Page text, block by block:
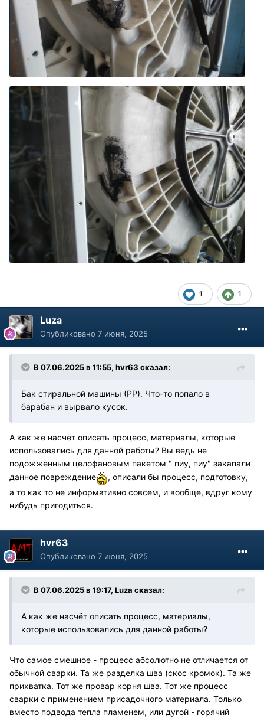
1 1
Luza
Опубликовано 7 июня, 2025
В 07.06.2025 в 11:55, hvr63 сказал:
Бак стиральной машины (РР). Что-то попало в
барабан и вырвало кусок.
А как же насчёт описать процесс, материалы, которые
использовались для данной работы? Вы ведь не
подожженным целофановым пакетом " пиу, пиу" закапали
данное повреждение
, описали бы процесс, подготовку,
а то как то не информативно совсем, и вообще, вдруг кому
нибудь пригодиться.
hvr63
Опубликовано 7 июня, 2025
В 07.06.2025 в 19:17, Luza сказал:
А как же насчёт описать процесс, материалы,
которые использовались для данной работы?
Что самое смешное - процесс абсолютно не отличается от
обычной сварки. Та же разделка шва (скос кромок). Та же
прихватка. Тот же провар корня шва. Тот же процесс
сварки с применением присадочного материала. Только
вместо подвода тепла пламенем, или дугой - горячий